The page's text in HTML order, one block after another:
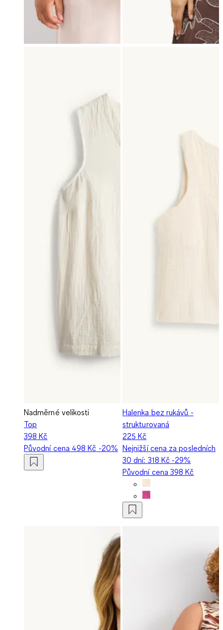
Nadměrné velikosti
Top
398 Kč
Původní cena 498 Kč -20%
Halenka bez rukávů -
strukturovaná
225 Kč
Nejnižší cena za posledních
30 dní: 318 Kč -29%
Původní cena398 Kč